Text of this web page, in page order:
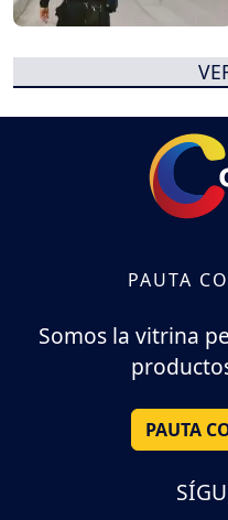
PAUTA
Somos la vitrina
PAUTA